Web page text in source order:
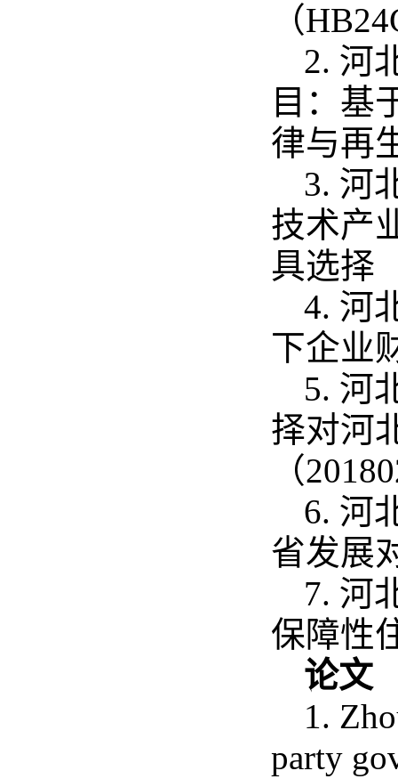
（
2. 河
目：基
律与再
3. 河
技术产
具选择
4. 河
下企业
5. 河
择对河
（
6. 河
省发展
7. 河
保障性
论文
1.
party